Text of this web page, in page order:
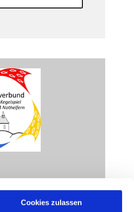
Cookies zulassen